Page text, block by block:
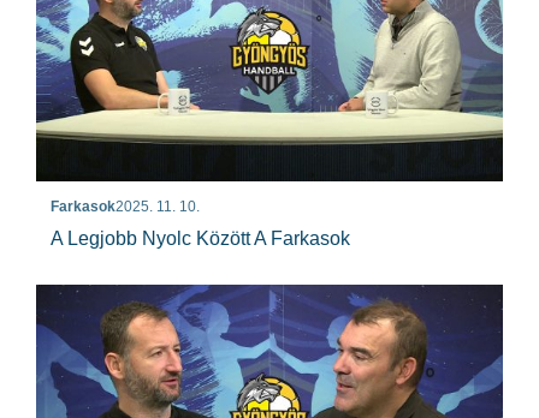
Farkasok2025. 11. 10.
A Legjobb Nyolc Között A Farkasok